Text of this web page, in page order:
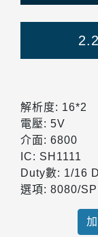
解析度: 16*2
電壓: 5V
介面: 6800
IC: SH1111
Duty數: 1/16
選項: 8080/SPI